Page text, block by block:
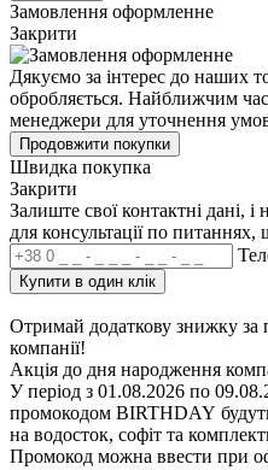
Замовлення оформленне
Закрити
Дякуємо за інтерес до наших
обробляється. Найближчим
менеджери для уточнення
Продовжити покупки
Швидка покупка
Закрити
Залиште свої контактні дані,
для консультації по питаннях,
Купити в один клік
Отримай додаткову знижку
компанії!
Акція до дня народження
У період з 01.08.2026 по
промокодом BIRTHDAY
на водосток, софіт та
Промокод можна ввести при